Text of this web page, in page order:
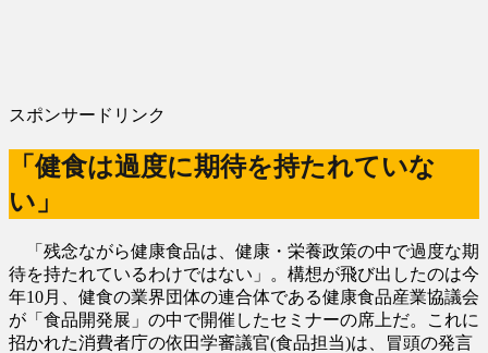
スポンサードリンク
「健食は過度に期待を持たれていな
い」
「残念ながら健康食品は、健康・栄養政策の中で過度な期
待を持たれているわけではない」。構想が飛び出したのは今
年10月、健食の業界団体の連合体である健康食品産業協議会
が「食品開発展」の中で開催したセミナーの席上だ。これに
招かれた消費者庁の依田学審議官(食品担当)は、冒頭の発言